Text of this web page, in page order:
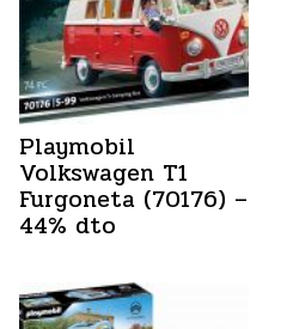
Playmobil
Volkswagen T1
Furgoneta (70176) –
44% dto